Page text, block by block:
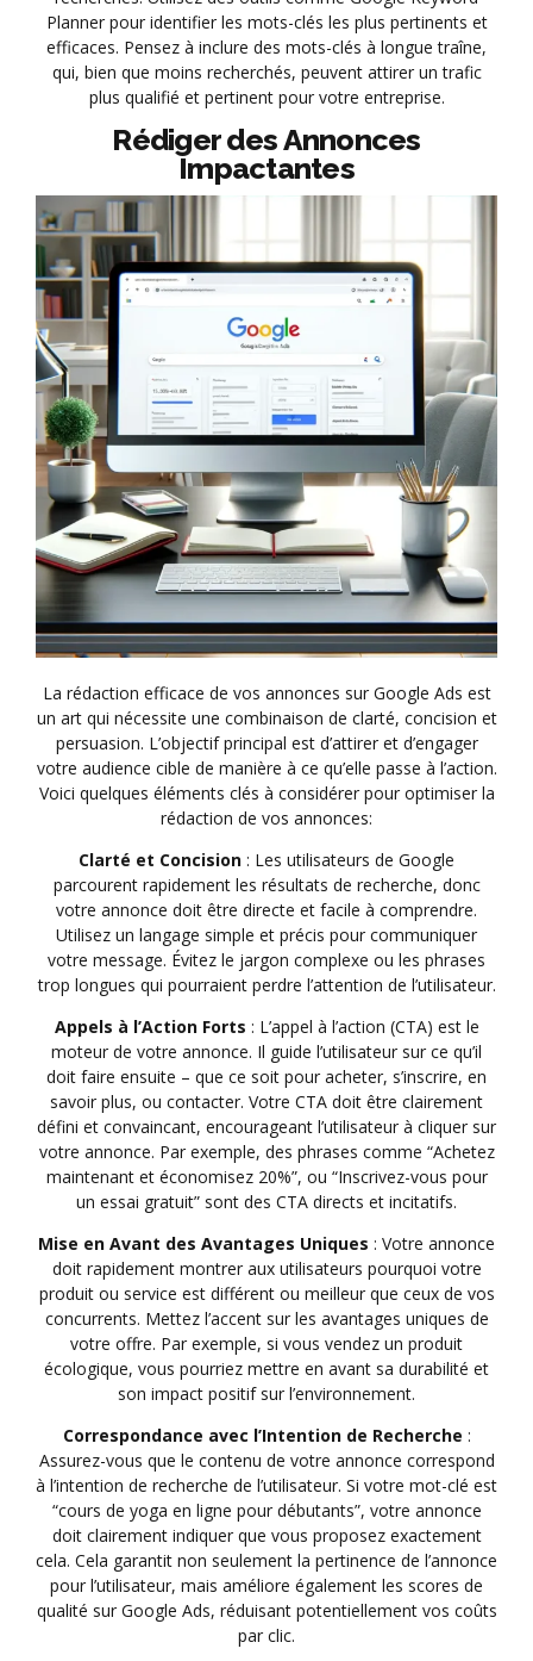
Planner pour identifier les mots-clés les plus pertinents et
efficaces. Pensez à inclure des mots-clés à longue traîne,
qui, bien que moins recherchés, peuvent attirer un trafic
plus qualifié et pertinent pour votre entreprise.
Rédiger des Annonces
Impactantes
La rédaction efficace de vos annonces sur Google Ads est
un art qui nécessite une combinaison de clarté, concision et
persuasion. L’objectif principal est d’attirer et d’engager
votre audience cible de manière à ce qu’elle passe à l’action.
Voici quelques éléments clés à considérer pour optimiser la
rédaction de vos annonces:
Clarté et Concision : Les utilisateurs de Google
parcourent rapidement les résultats de recherche, donc
votre annonce doit être directe et facile à comprendre.
Utilisez un langage simple et précis pour communiquer
votre message. Évitez le jargon complexe ou les phrases
trop longues qui pourraient perdre l’attention de l’utilisateur.
Appels à l’Action Forts : L’appel à l’action (CTA) est le
moteur de votre annonce. Il guide l’utilisateur sur ce qu’il
doit faire ensuite – que ce soit pour acheter, s’inscrire, en
savoir plus, ou contacter. Votre CTA doit être clairement
défini et convaincant, encourageant l’utilisateur à cliquer sur
votre annonce. Par exemple, des phrases comme “Achetez
maintenant et économisez 20%”, ou “Inscrivez-vous pour
un essai gratuit” sont des CTA directs et incitatifs.
Mise en Avant des Avantages Uniques : Votre annonce
doit rapidement montrer aux utilisateurs pourquoi votre
produit ou service est différent ou meilleur que ceux de vos
concurrents. Mettez l’accent sur les avantages uniques de
votre offre. Par exemple, si vous vendez un produit
écologique, vous pourriez mettre en avant sa durabilité et
son impact positif sur l’environnement.
Correspondance avec l’Intention de Recherche :
Assurez-vous que le contenu de votre annonce correspond
à l’intention de recherche de l’utilisateur. Si votre mot-clé est
“cours de yoga en ligne pour débutants”, votre annonce
doit clairement indiquer que vous proposez exactement
cela. Cela garantit non seulement la pertinence de l’annonce
pour l’utilisateur, mais améliore également les scores de
qualité sur Google Ads, réduisant potentiellement vos coûts
par clic.